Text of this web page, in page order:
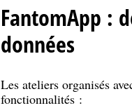
FantomApp :
données
Les ateliers organisés
fonctionnalités :